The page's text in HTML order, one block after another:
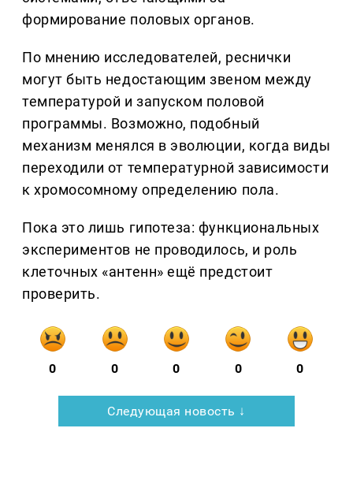
формирование половых органов.
По мнению исследователей, реснички
могут быть недостающим звеном между
температурой и запуском половой
программы. Возможно, подобный
механизм менялся в эволюции, когда виды
переходили от температурной зависимости
к хромосомному определению пола.
Пока это лишь гипотеза: функциональных
экспериментов не проводилось, и роль
клеточных «антенн» ещё предстоит
проверить.
0 0 0 0 0
Следующая новость ↓